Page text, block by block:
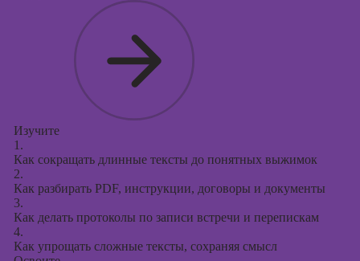
Изучите
1.
Как сокращать длинные тексты до понятных выжимок
2.
Как разбирать PDF, инструкции, договоры и документы
3.
Как делать протоколы по записи встречи и перепискам
4.
Как упрощать сложные тексты, сохраняя смысл